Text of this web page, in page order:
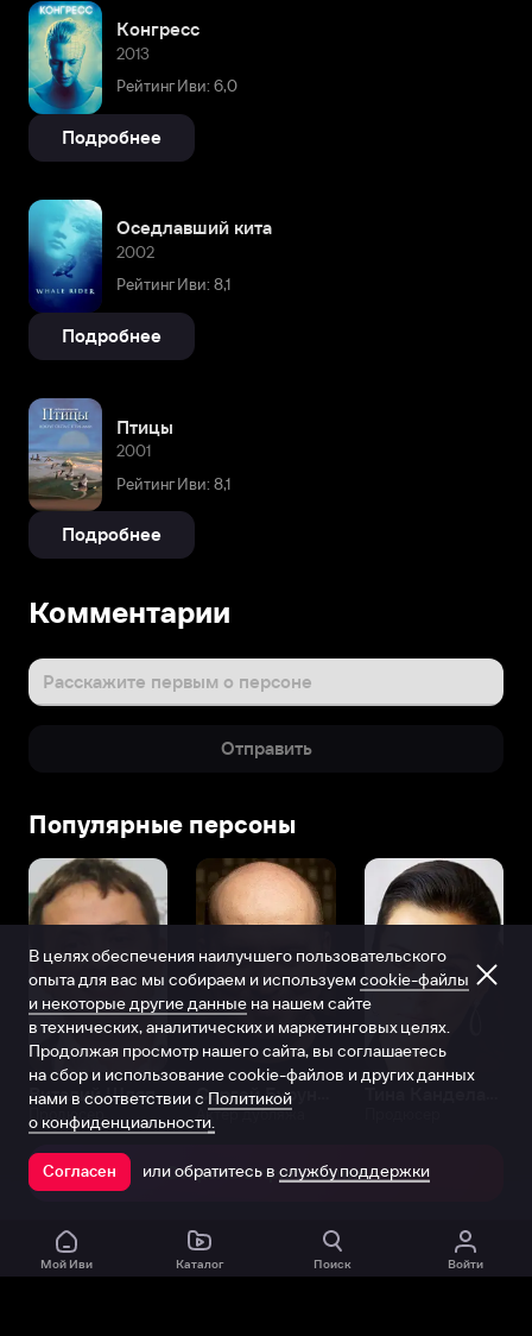
Конгресс
2013
Рейтинг Иви: 6,0
Подробнее
Оседлавший кита
2002
Рейтинг Иви: 8,1
Подробнее
Птицы
2001
Рейтинг Иви: 8,1
Подробнее
Комментарии
Расскажите первым о персоне
Отправить
Популярные персоны
Виталий Шляппо
Продюсер Актёр дубляжа
Открыть в приложении
Мой Иви Каталог Поиск Войти
В целях обеспечения наилучшего пользовательского
опыта для вас мы собираем и используем cookie-файлы
и некоторые другие данные на нашем сайте
в технических, аналитических и маркетинговых целях.
Продолжая просмотр нашего сайта, вы соглашаетесь
на сбор и использование cookie-файлов и других данных
нами в соответствии с Политикой
о конфиденциальности.
Согласен или обратитесь в службу поддержки